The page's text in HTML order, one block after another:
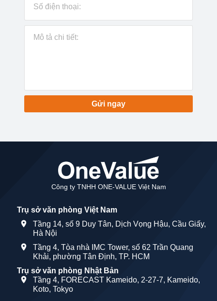
Gửi ngay
Công ty TNHH ONE-VALUE Việt Nam
Trụ sở văn phòng Việt Nam
Tầng 14, số 9 Duy Tân, Dịch Vọng Hậu, Cầu Giấy,
Hà Nội
Tầng 4, Tòa nhà IMC Tower, số 62 Trần Quang
Khải, phường Tân Định, TP. HCM
Trụ sở văn phòng Nhật Bản
Tầng 4, FORECAST Kameido, 2-27-7, Kameido,
Koto, Tokyo